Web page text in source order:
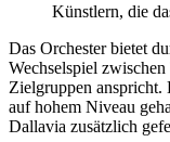
Künstlern, die
Das Orchester bietet
Wechselspiel
Zielgruppen anspricht.
auf hohem Niveau
Dallavia zusätzlich